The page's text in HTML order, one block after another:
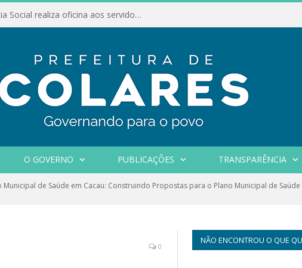
Conselho Municipal de Assistência Social realiza oficina aos servidores
O GOVERNO PUBLICAÇÕES TRANSPARÊNCIA
de Saúde em Cacau: Construindo Propostas para o Plano Municipal de Saúde
0
NÃO ENCONTROU O QUE